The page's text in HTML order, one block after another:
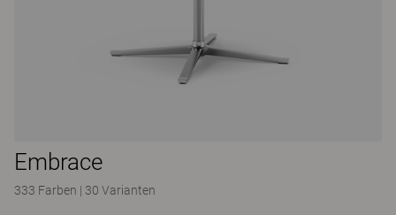
Embrace
333 Farben | 30 Varianten